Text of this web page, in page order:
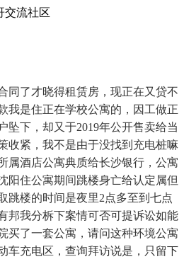
交流社区
了才晓得租赁房，现正在又贷不
我是住正在学校公寓的，因工做正
坠下，却又于2019年公开售卖给当
收紧，我不是由于没找到充电桩嘛
属酒店公寓典质给长沙银行，公寓
阳住公寓期间跳楼身亡给认定属但
跳楼的时间是夜里2点多至到七点
邦我分柝下案情可否可提诉讼如能
买了一套公寓，请问这种环境公寓
车充电区，查询拜访说是，只留下